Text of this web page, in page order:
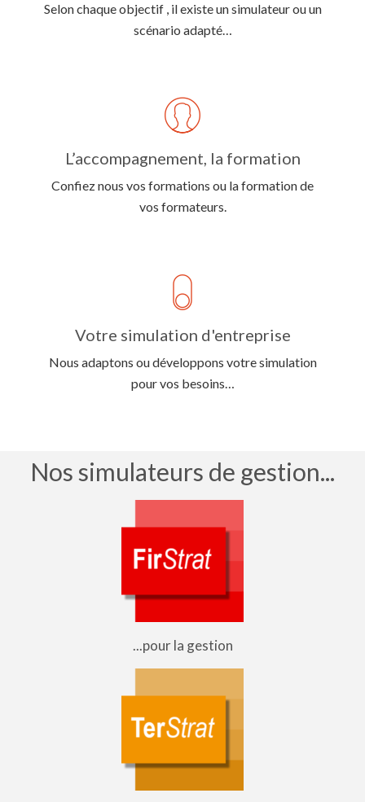
Selon chaque objectif , il existe un simulateur ou un
scénario adapté…
L’accompagnement, la formation
Confiez nous vos formations ou la formation de
vos formateurs.
Votre simulation d'entreprise
Nous adaptons ou développons votre simulation
pour vos besoins…
Nos simulateurs de gestion...
...pour la gestion